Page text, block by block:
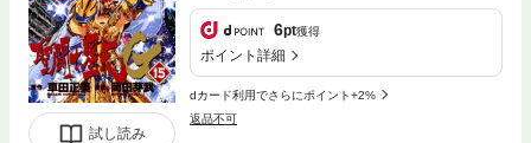
試し読み
6pt獲得
ポイント詳細
dカード利用でさらにポイント+2%
返品不可